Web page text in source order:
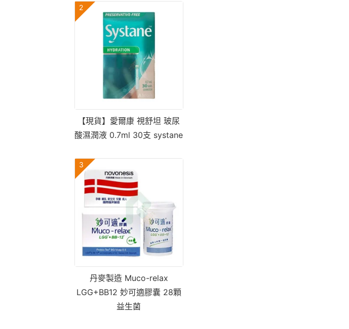
2
【現貨】愛爾康 視舒坦 玻尿
酸濕潤液 0.7ml 30支 systane
3
丹麥製造 Muco-relax
LGG+BB12 妙可適膠囊 28顆
益生菌